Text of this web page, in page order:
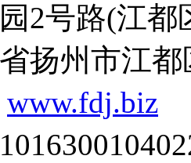
2号路(江都
扬州市江
www.fdj.biz